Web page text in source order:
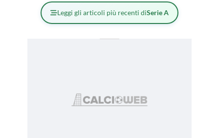
Leggi gli articoli più recenti diSerie A